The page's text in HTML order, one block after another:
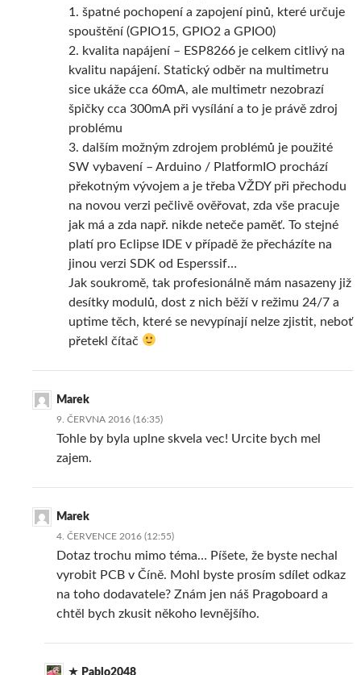
1. špatné pochopení a zapojení pinů, které určuje
spouštění (GPIO15, GPIO2 a GPIO0)
2. kvalita napájení – ESP8266 je celkem citlivý na
kvalitu napájení. Statický odběr na multimetru
sice ukáže cca 60mA, ale multimetr nezobrazí
špičky cca 300mA při vysílání a to je právě zdroj
problému
3. dalším možným zdrojem problémů je použité
SW vybavení – Arduino / PlatformIO prochází
překotným vývojem a je třeba VŽDY při přechodu
na novou verzi pečlivě ověřovat, zda vše pracuje
jak má a zda např. nikde neteče paměť. To stejné
platí pro Eclipse IDE v případě že přecházíte na
jinou verzi SDK od Esperssif…
Jak soukromě, tak profesionálně mám nasazeny již
desítky modulů, dost z nich běží v režimu 24/7 a
uptime těch, které se nevypínají nelze zjistit, neboť
přetekl čítač
Marek
9. ČERVNA 2016 (16:35)
Tohle by byla uplne skvela vec! Urcite bych mel
zajem.
Marek
4. ČERVENCE 2016 (12:55)
Dotaz trochu mimo téma… Píšete, že byste nechal
vyrobit PCB v Číně. Mohl byste prosím sdílet odkaz
na toho dodavatele? Znám jen náš Pragoboard a
chtěl bych zkusit někoho levnějšího.
Pablo2048